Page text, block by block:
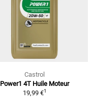
Castrol
Power1 4T Huile Moteur
19,99 €1